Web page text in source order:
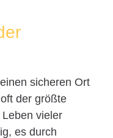
sicheren Ort
der größte
vieler
es durch